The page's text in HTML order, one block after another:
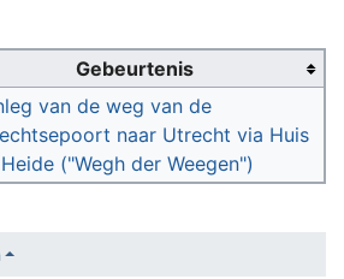
Gebeurtenis
van de weg van de
naar Utrecht via Huis
("Wegh der Weegen")